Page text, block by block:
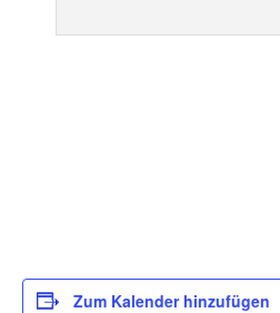
Zum Kalender hinzufügen